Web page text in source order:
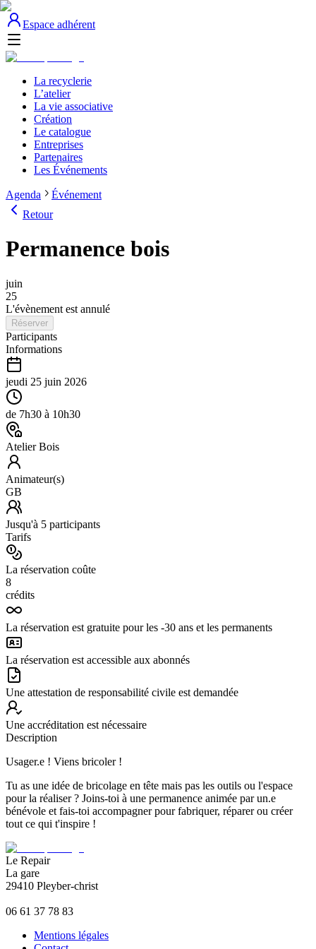
Espace adhérent
La recyclerie
L’atelier
La vie associative
Création
Le catalogue
Entreprises
Partenaires
Les Événements
Agenda
Événement
Retour
Permanence bois
juin
25
L'évènement est annulé
Réserver
Participants
Informations
jeudi 25 juin 2026
de 7h30 à 10h30
Atelier Bois
Animateur(s)
GB
Jusqu'à 5 participants
Tarifs
La réservation coûte
8
crédits
La réservation est gratuite pour les -30 ans et les permanents
La réservation est accessible aux abonnés
Une attestation de responsabilité civile est demandée
Une accréditation est nécessaire
Description
Usager.e ! Viens bricoler !
Tu as une idée de bricolage en tête mais pas les outils ou l'espace
pour la réaliser ? Joins-toi à une permanence animée par un.e
bénévole et fais-toi accompagner pour fabriquer, réparer ou créer
tout ce qui t'inspire !
Le Repair
La gare
29410 Pleyber-christ
06 61 37 78 83
Mentions légales